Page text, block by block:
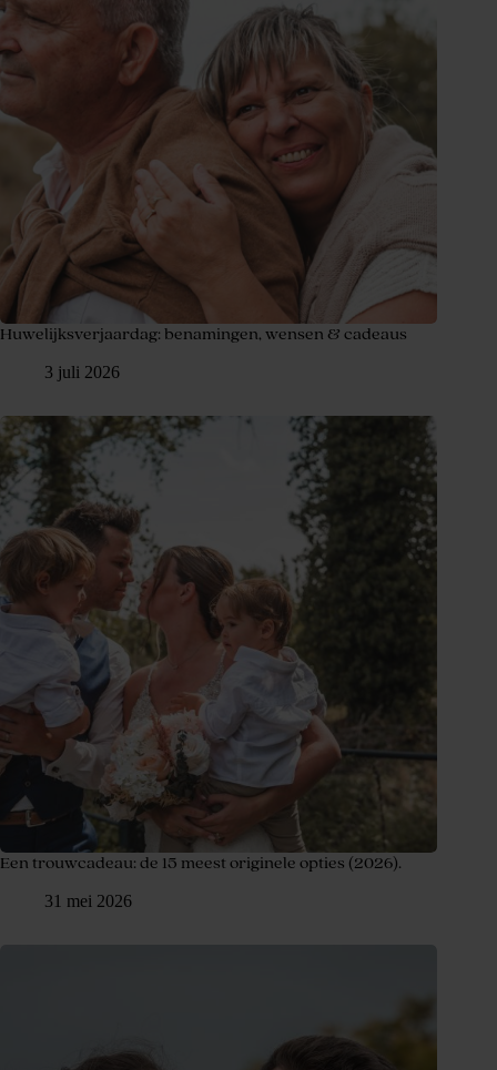
Huwelijksverjaardag: benamingen, wensen & cadeaus
3 juli 2026
Een trouwcadeau: de 15 meest originele opties (2026).
31 mei 2026